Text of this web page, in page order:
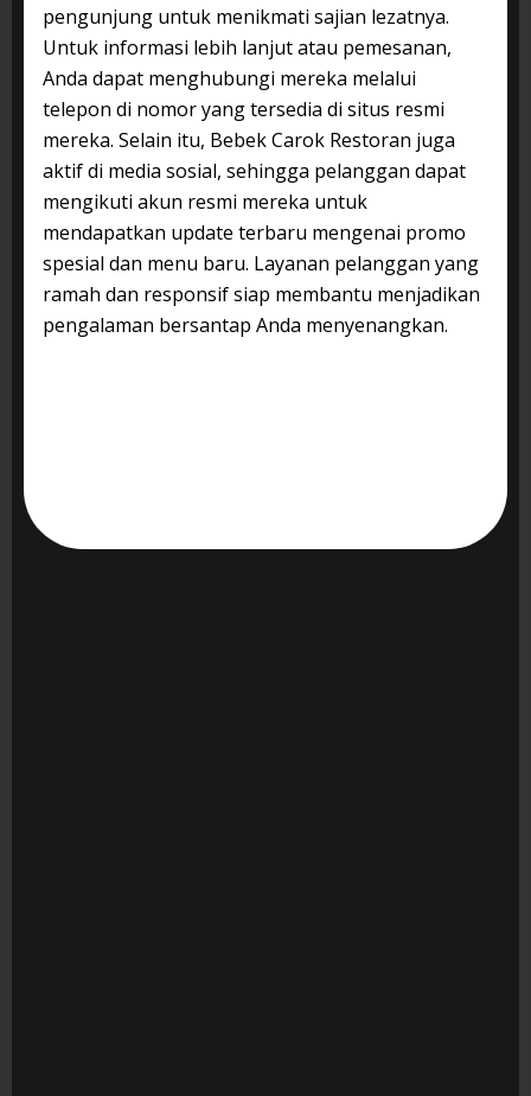
pengunjung untuk menikmati sajian lezatnya.
Untuk informasi lebih lanjut atau pemesanan,
Anda dapat menghubungi mereka melalui
telepon di nomor yang tersedia di situs resmi
mereka. Selain itu, Bebek Carok Restoran juga
aktif di media sosial, sehingga pelanggan dapat
mengikuti akun resmi mereka untuk
mendapatkan update terbaru mengenai promo
spesial dan menu baru. Layanan pelanggan yang
ramah dan responsif siap membantu menjadikan
pengalaman bersantap Anda menyenangkan.